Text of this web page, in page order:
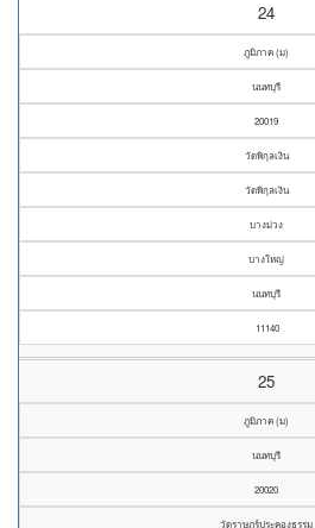
24
ภูมิภาค (ม)
นนทบุรี
20019
วัดพิกุลเงิน
วัดพิกุลเงิน
บางม่วง
บางใหญ่
นนทบุรี
11140
25
ภูมิภาค (ม)
นนทบุรี
20020
วัดราษฎร์ประคองธรรม